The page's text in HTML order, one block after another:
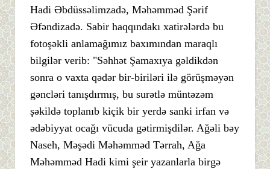
Hadi Əbdüssəlimzadə, Məhəmməd Şərif
Əfəndizadə. Sabir haqqındakı xatirələrdə bu
fotoşəkli anlamağımız baxımından maraqlı
bilgilər verib: "Səhhət Şamaxıya gəldikdən
sonra o vaxta qədər bir-biriləri ilə görüşməyən
gəncləri tanışdırmış, bu surətlə müntəzəm
şəkildə toplanıb kiçik bir yerdə sanki irfan və
ədəbiyyat ocağı vücuda gətirmişdilər. Ağəli bəy
Naseh, Məşədi Məhəmməd Tərrah, Ağa
Məhəmməd Hadi kimi şeir yazanlarla birgə